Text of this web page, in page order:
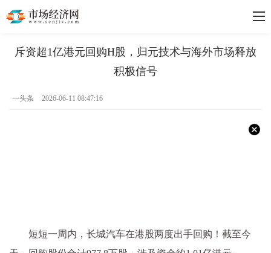
斥资超1亿港元回购H股，归元技术与海外市场释放
积极信号
一头条 2026-06-11 08:47:16
短短一周内，长城汽车在港股两度出手回购！截至今